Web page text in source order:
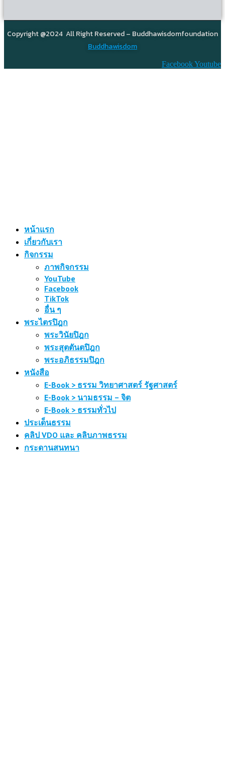
Copyright @2024 All Right Reserved – Buddhawisdomfoundation
Buddhawisdom
FacebookYoutube
หน้าแรก
เกี่ยวกับเรา
กิจกรรม
ภาพกิจกรรม
YouTube
Facebook
TikTok
อื่น ๆ
พระไตรปิฎก
พระวินัยปิฎก
พระสุตตันตปิฎก
พระอภิธรรมปิฎก
หนังสือ
E-Book > ธรรม วิทยาศาสตร์ รัฐศาสตร์
E-Book > นามธรรม – จิต
E-Book > ธรรมทั่วไป
ประเด็นธรรม
คลิป VDO และ คลิบภาพธรรม
กระดานสนทนา